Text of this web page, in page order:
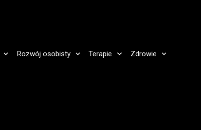
Rozwój osobisty Terapie Zdrowie